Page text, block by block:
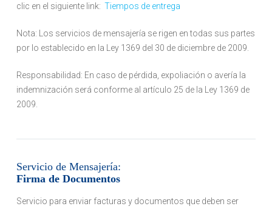
clic en el siguiente link: Tiempos de entrega
Nota: Los servicios de mensajería se rigen en todas sus partes
por lo establecido en la Ley 1369 del 30 de diciembre de 2009.
Responsabilidad: En caso de pérdida, expoliación o avería la
indemnización será conforme al artículo 25 de la Ley 1369 de
2009.
Servicio de Mensajería:
Firma de Documentos
Servicio para enviar facturas y documentos que deben ser